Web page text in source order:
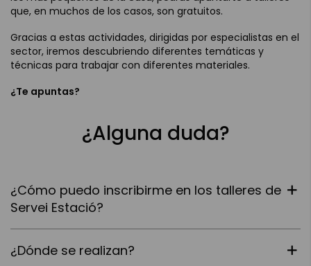
que, en muchos de los casos, son gratuitos.
Gracias a estas actividades, dirigidas por especialistas en el
sector, iremos descubriendo diferentes temáticas y
técnicas para trabajar con diferentes materiales.
¿Te apuntas?
¿Alguna duda?
¿Cómo puedo inscribirme en los talleres de
Servei Estació?
¿Dónde se realizan?